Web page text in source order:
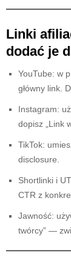
Linki
dodać je
YouTube: w
główny link.
Instagram:
dopisz „Link
TikTok:
disclosure.
Shortlinki i
CTR z
Jawność:
twórcy” —